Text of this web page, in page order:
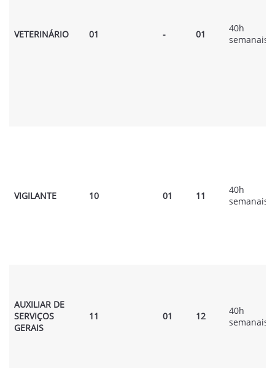
VETERINÁRIO 01 - 01
40h
semanais
VIGILANTE 10 01 11
40h
semanais
AUXILIAR DE
SERVIÇOS
GERAIS
11 01 12
40h
semanais